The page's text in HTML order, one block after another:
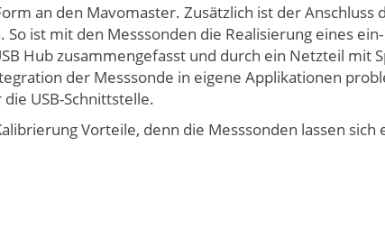
an den Mavomaster. Zusätzlich ist der
ist mit den Messsonden die Realisierung eines
Hub zusammengefasst und durch ein Netzteil mit
der Messsonde in eigene Applikationen
USB-Schnittstelle.
Vorteile, denn die Messsonden lassen